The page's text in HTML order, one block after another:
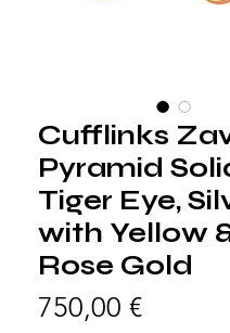
Cufflinks
Pyramid
Tiger Eye,
with Yellow
Rose Gold
750,00 €Prezzo